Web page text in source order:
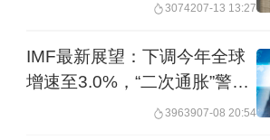
大化原则，主动调整在资
组合与策略。
长期影响：全球产业链调
3074207-13 13:27
IMF最新展望：下调今年全球
增速至3.0%，“二次通胀”警报
3963907-08 20:54